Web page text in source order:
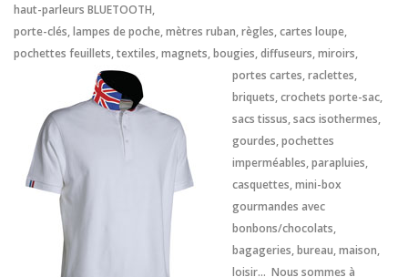
haut-parleurs BLUETOOTH,
porte-clés, lampes de poche, mètres ruban, règles, cartes loupe,
pochettes feuillets, textiles, magnets,bougies, diffuseurs, miroirs,
portes cartes, raclettes,
briquets, crochets porte-sac,
sacs tissus, sacs isothermes,
gourdes, pochettes
imperméables, parapluies,
casquettes, mini-box
gourmandes avec
bonbons/chocolats,
bagageries, bureau, maison,
loisir… Nous sommes à